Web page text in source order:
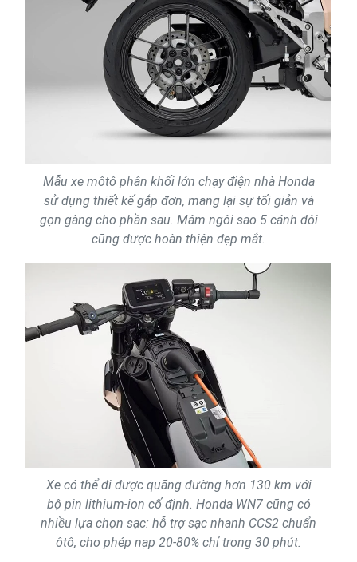
Mẫu xe môtô phân khối lớn chạy điện nhà Honda
sử dụng thiết kế gắp đơn, mang lại sự tối giản và
gọn gàng cho phần sau. Mâm ngôi sao 5 cánh đôi
cũng được hoàn thiện đẹp mắt.
Xe có thể đi được quãng đường hơn 130 km với
bộ pin lithium-ion cố định. Honda WN7 cũng có
nhiều lựa chọn sạc: hỗ trợ sạc nhanh CCS2 chuẩn
ôtô, cho phép nạp 20-80% chỉ trong 30 phút.